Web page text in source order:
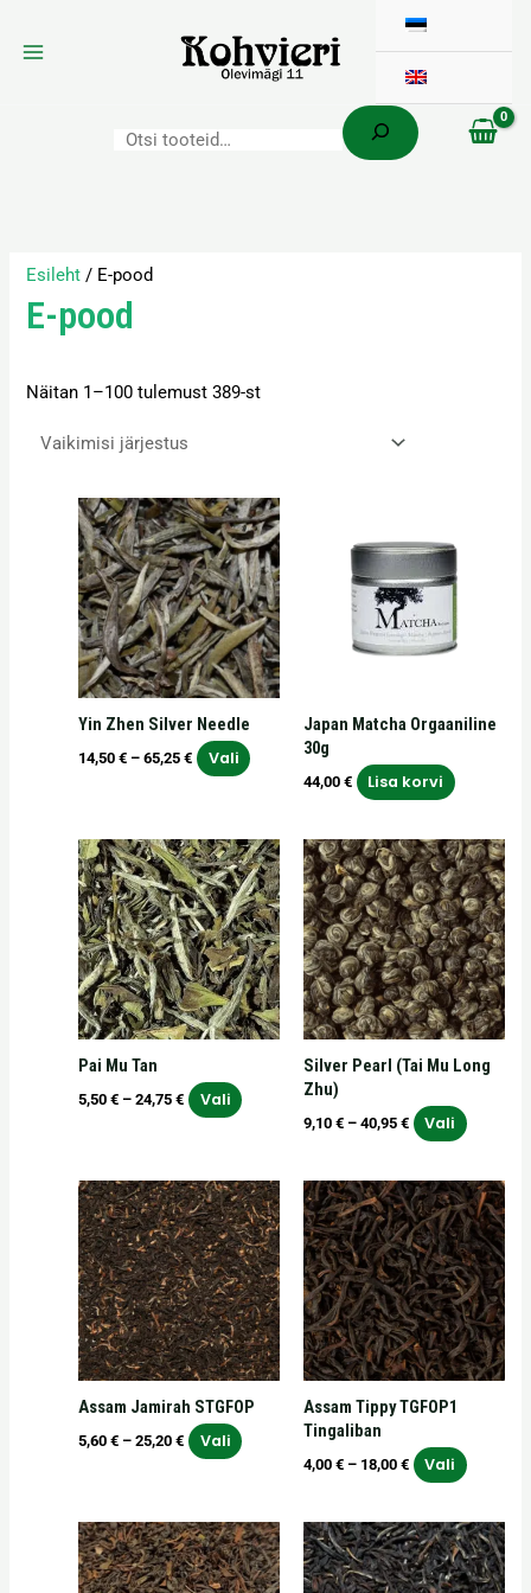
content
Esileht / E-pood
E-pood
Näitan 1–100 tulemust 389-st
Yin Zhen Silver Needle
14,50€ – 65,25€
Hinnavahemik:
14,50 €
kuni
65,25 €
Vali
Sellel
tootel
on
mitu
varianti.
Valikuid
saab
teha
tootelehel.Japan Matcha Orgaaniline
30g
44,00 € Lisa korvi
Pai Mu Tan
5,50€ – 24,75€
Hinnavahemik:
5,50 €
kuni
24,75 €
Vali
Sellel
tootel
on
mitu
varianti.
Valikuid
saab
teha
tootelehel.Silver Pearl (Tai Mu Long
Zhu)
9,10 € – 40,95 €
Hinnavahemik:
9,10 €
kuni
40,95 €
Vali
Sellel
tootel
on
mitu
varianti.
Valikuid
saab
teha
Assam Jamirah STGFOP
5,60€ – 25,20€
Hinnavahemik:
5,60 €
kuni
25,20 €
Vali
Sellel
tootel
on
mitu
varianti.
Valikuid
saab
teha
tootelehel.Assam Tippy TGFOP1
Tingaliban
4,00 € – 18,00 €
Hinnavahemik:
4,00 €
kuni
18,00 €
Vali
Sellel
tootel
on
mitu
varianti.
Valikuid
saab
teha
Hinnavahemik:
5,00 €
kuni
Sellel
tootel
on
Hinnavahemik:
4,60 €
kuni
Sellel
tootel
on